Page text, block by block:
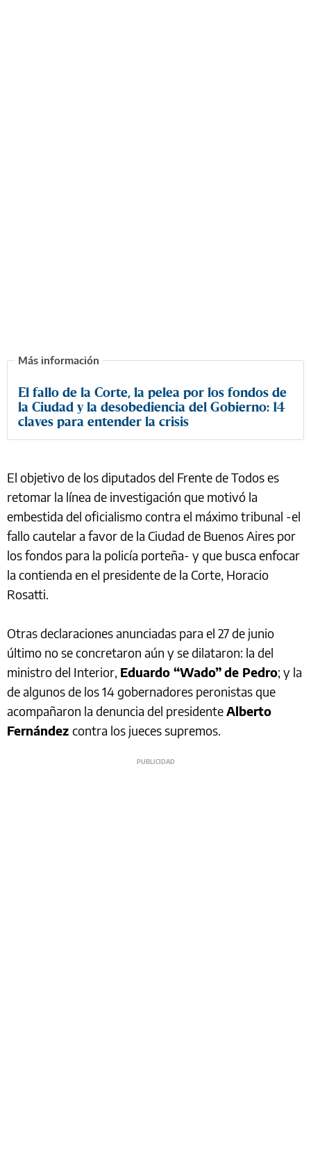
El fallo de la Corte, la pelea por los fondos de
la Ciudad y la desobediencia del Gobierno: 14
claves para entender la crisis
El objetivo de los diputados del Frente de Todos es
retomar la línea de investigación que motivó la
embestida del oficialismo contra el máximo tribunal -el
fallo cautelar a favor de la Ciudad de Buenos Aires por
los fondos para la policía porteña- y que busca enfocar
la contienda en el presidente de la Corte, Horacio
Rosatti.
Otras declaraciones anunciadas para el 27 de junio
último no se concretaron aún y se dilataron: la del
ministro del Interior, Eduardo “Wado”de Pedro; y la
de algunos de los 14 gobernadores peronistas que
acompañaron la denuncia del presidenteAlberto
Fernández contra los jueces supremos.